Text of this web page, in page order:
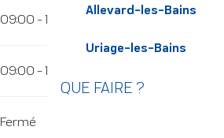
Allevard-les-Bains
Uriage-les-Bains
QUE FAIRE ?
09:00 - 19:00
09:00 - 19:00
Fermé